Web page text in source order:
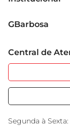
Grupo Cencosud
Sobre
Portal do
Nossas Lojas
GBarbosa
Garantia
Serviços
Black Friday
Encarte do Dia
Central de
Segunda à